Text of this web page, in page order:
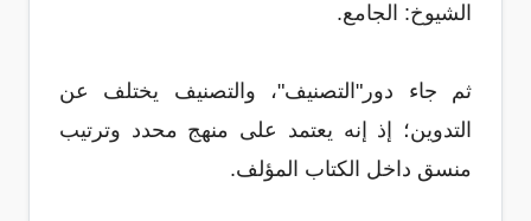
الشيوخ: الجامع.
ثم جاء دور"التصنيف"، والتصنيف يختلف عن
التدوين؛ إذ إنه يعتمد على منهج محدد وترتيب
منسق داخل الكتاب المؤلف.